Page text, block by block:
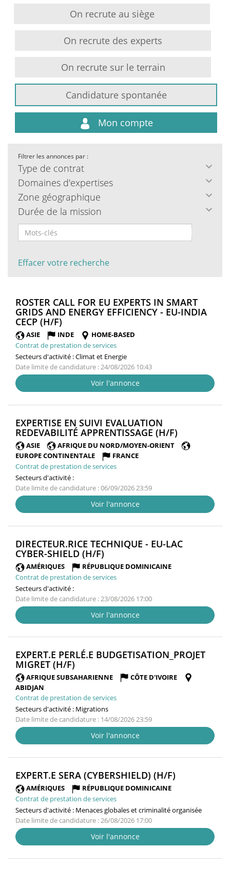
On recrute au siège
On recrute des experts
On recrute sur le terrain
Candidature spontanée
Mon compte
Filtrer les annonces par :
Type de contrat
Domaines d'expertises
Zone géographique
Durée de la mission
Effacer votre recherche
ROSTER CALL FOR EU EXPERTS IN SMART
GRIDS AND ENERGY EFFICIENCY - EU-INDIA
CECP (H/F)
FENÊTRE)
ASIE INDE
HOME-BASED
Contrat de prestation de services
Secteurs d'activité :Climat et Energie
Date limite de candidature : 24/08/2026 10:43
Voir l'annonce
EXPERTISE EN SUIVI EVALUATION
REDEVABILITÉ APPRENTISSAGE (H/F)
FENÊTRE)
ASIE
AFRIQUE DU NORD/MOYEN-ORIENT
EUROPE CONTINENTALE
FRANCE
Contrat de prestation de services
Secteurs d'activité :
Date limite de candidature : 06/09/2026 23:59
Voir l'annonce
DIRECTEUR.RICE TECHNIQUE - EU-LAC
CYBER-SHIELD (H/F) (NOUVELLE
FENÊTRE)
AMÉRIQUES
RÉPUBLIQUE DOMINICAINE
Contrat de prestation de services
Secteurs d'activité :
Date limite de candidature : 23/08/2026 17:00
Voir l'annonce
EXPERT.E PERLÉ.E BUDGETISATION_PROJET
MIGRET (H/F)
FENÊTRE)
AFRIQUE SUBSAHARIENNE
CÔTE D'IVOIRE
ABIDJAN
Contrat de prestation de services
Secteurs d'activité : Migrations
Date limite de candidature : 14/08/2026 23:59
Voir l'annonce
EXPERT.E SERA (CYBERSHIELD) (H/F)
AMÉRIQUES
RÉPUBLIQUE DOMINICAINE
Contrat de prestation de services
Secteurs d'activité : Menaces globales et criminalité organisée
Date limite de candidature : 26/08/2026 17:00
Voir l'annonce